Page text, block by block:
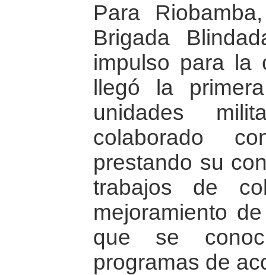
Para
Brigada
impulso para la
llegó la
unidades
colaborado
prestando su
trabajos de
mejoramiento
que se
programas de